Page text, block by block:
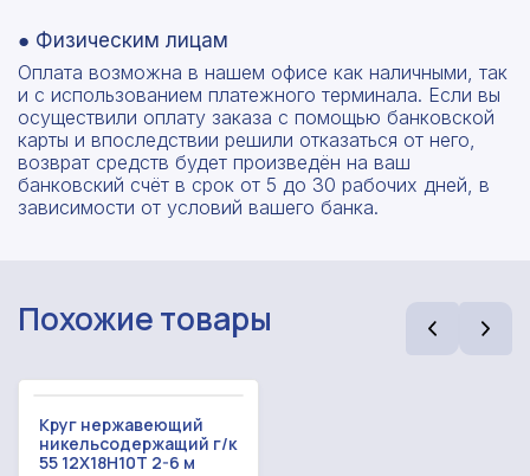
● Физическим лицам
Оплата возможна в нашем офисе как наличными, так
и с использованием платежного терминала. Если вы
осуществили оплату заказа с помощью банковской
карты и впоследствии решили отказаться от него,
возврат средств будет произведён на ваш
банковский счёт в срок от 5 до 30 рабочих дней, в
зависимости от условий вашего банка.
Похожие товары
Круг нержавеющий
никельсодержащий г/к
55 12Х18Н10Т 2-6 м